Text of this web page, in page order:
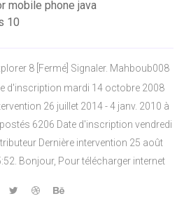
mobile phone java
10
8 [Fermé] Signaler. Mahboub008
d'inscription mardi 14 octobre 2008
26 juillet 2014 - 4 janv. 2010 à
6206 Date d'inscription vendredi
Dernière intervention 25 août
Bonjour, Pour télécharger internet